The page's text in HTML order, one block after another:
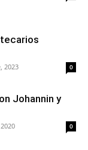
2023 0
Johannin y
0